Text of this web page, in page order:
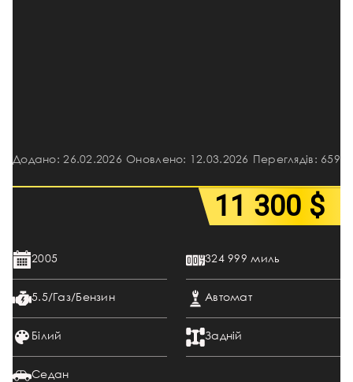
Додано: 26.02.2026 Оновлено: 12.03.2026 Переглядів: 659
11 300 $
2005 324 999 миль
5.5/Газ/Бензин Автомат
Білий Задній
Седан